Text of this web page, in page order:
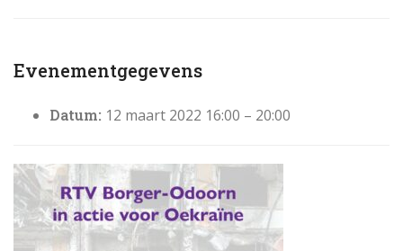
Evenementgegevens
Datum: 12 maart 2022 16:00 – 20:00